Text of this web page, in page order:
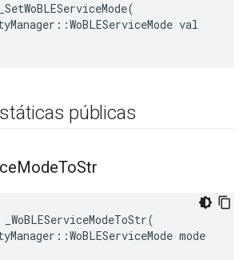
_SetWoBLEServiceMode(
val
públicas
ModeToStr
_WoBLEServiceModeToStr(
::WoBLEServiceMode mode